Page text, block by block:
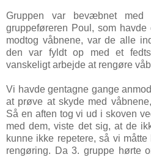
Gruppen var bevæbnet med
gruppeføreren Poul, som
modtog våbnene, var de alle
den var fyldt op med et
vanskeligt arbejde at rengøre
Vi havde gentagne gange
at prøve at skyde med
Så en aften tog vi ud i skoven
med dem, viste det sig, at de
kunne ikke repetere, så vi
rengøring. Da 3. gruppe hørte